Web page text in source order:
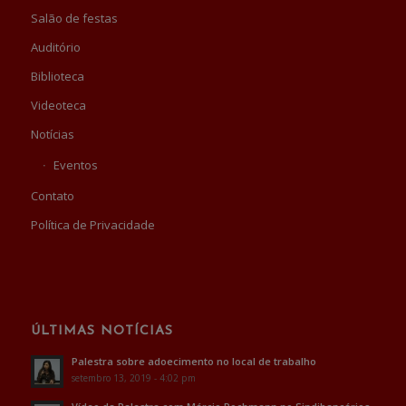
Salão de festas
Auditório
Biblioteca
Videoteca
Notícias
Eventos
Contato
Política de Privacidade
ÚLTIMAS NOTÍCIAS
Palestra sobre adoecimento no local de trabalho
setembro 13, 2019 - 4:02 pm